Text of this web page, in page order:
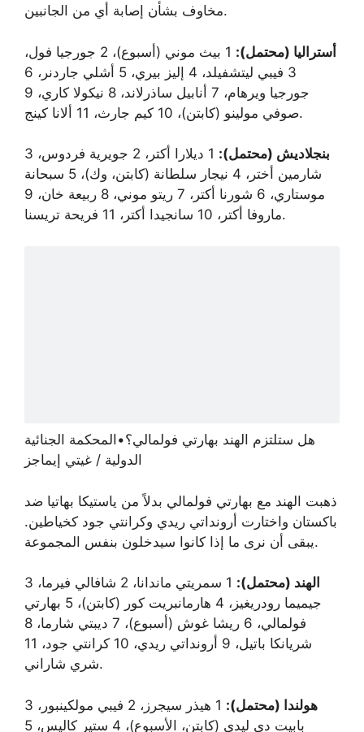
مخاوف بشأن إصابة أي من الجانبين.
أستراليا (محتمل):
1 بيث موني (أسبوع)، 2 جورجيا فول،
3 فيبي ليتشفيلد، 4 إليز بيري، 5 أشلي جاردنر، 6
جورجيا ويرهام، 7 أنابيل ساذرلاند، 8 نيكولا كاري، 9
صوفي مولينو (كابتن)، 10 كيم جارث، 11 ألانا كينج.
بنجلاديش (محتمل):
1 ديلارا أكتر، 2 جويرية فردوس، 3
شارمين أختر، 4 نيجار سلطانة (كابتن، وك)، 5 سبحانة
موستاري، 6 شورنا أكتر، 7 ريتو موني، 8 ربيعة خان، 9
ماروفا أكتر، 10 سانجيدا أكتر، 11 فريحة تريسنا.
هل ستلتزم الهند بهارتي فولمالي؟• المحكمة الجنائية
الدولية / غيتي إيماجز
ذهبت الهند مع بهارتي فولمالي بدلاً من ياستيكا بهاتيا ضد
باكستان واختارت أرونداتي ريدي وكرانتي جود كخياطين.
يبقى أن نرى ما إذا كانوا سيدخلون بنفس المجموعة.
الهند (محتمل):
1 سمريتي ماندانا، 2 شافالي فيرما، 3
جيميما رودريغيز، 4 هارمانبريت كور (كابتن)، 5 بهارتي
فولمالي، 6 ريشا غوش (أسبوع)، 7 ديبتي شارما، 8
شريانكا باتيل، 9 أرونداتي ريدي، 10 كرانتي جود، 11
شري شاراني.
هولندا (محتمل):
1 هيذر سيجرز، 2 فيبي مولكينبور، 3
بابيت دي ليدي (كابتن، الأسبوع)، 4 ستير كاليس، 5